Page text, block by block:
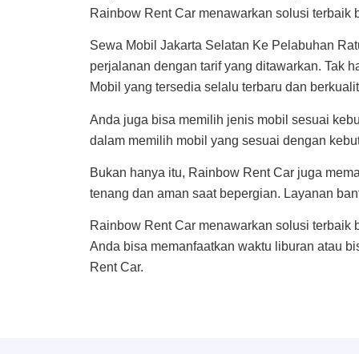
Rainbow Rent Car menawarkan solusi
Sewa Mobil Jakarta Selatan Ke Pelabuhan
perjalanan dengan tarif yang ditawarkan. Tak
Mobil yang tersedia selalu terbaru dan
Anda juga bisa memilih jenis mobil sesuai
dalam memilih mobil yang sesuai dengan
Bukan hanya itu, Rainbow Rent Car juga
tenang dan aman saat bepergian. Layanan
Rainbow Rent Car menawarkan solusi
Anda bisa memanfaatkan waktu liburan atau
Rent Car.